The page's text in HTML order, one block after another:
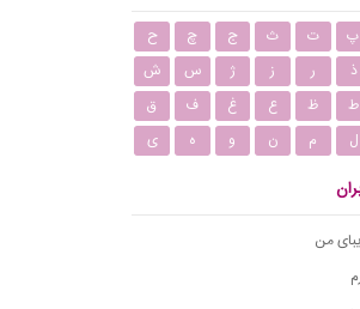
پ ت ث ج چ
ح
ذ ر ز ژ س
ش
ط ظ ع غ ف
ق
ل م ن و ه ی
من